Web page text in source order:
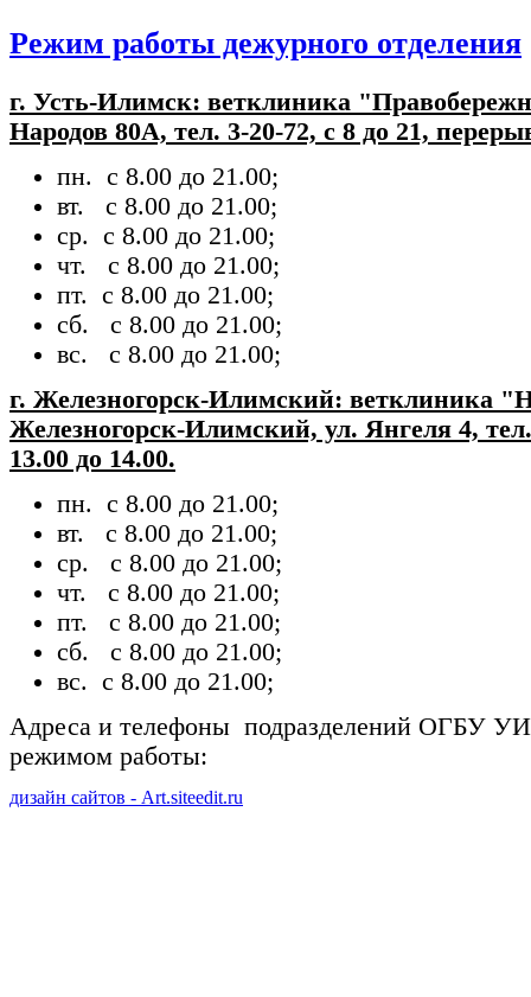
Режим работы дежурного отделения
г. Усть-Илимск: ветклиника
Народов 80А, тел. 3-20-72, с 8 до 21,
пн. с 8.00 до 21.00;
вт. с 8.00 до 21.00;
ср. с 8.00 до 21.00;
чт. с 8.00 до 21.00;
пт. с 8.00 до 21.00;
сб. с 8.00 до 21.00;
вс. с 8.00 до 21.00;
г. Железногорск-Илимский: ветклиника
Железногорск-Илимский, ул. Янгеля 4,
13.00 до 14.00.
пн. с 8.00 до 21.00;
вт. с 8.00 до 21.00;
ср. с 8.00 до 21.00;
чт. с 8.00 до 21.00;
пт. с 8.00 до 21.00;
сб. с 8.00 до 21.00;
вс. с 8.00 до 21.00;
Адреса и телефоны подразделений ОГБУ
режимом работы:
дизайн сайтов - Art.siteedit.ru